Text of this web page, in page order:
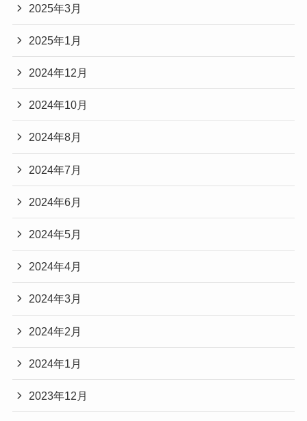
2025年3月
2025年1月
2024年12月
2024年10月
2024年8月
2024年7月
2024年6月
2024年5月
2024年4月
2024年3月
2024年2月
2024年1月
2023年12月